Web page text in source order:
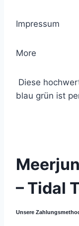
Impressum
More
Diese
blau grün ist
– Tidal
Unsere